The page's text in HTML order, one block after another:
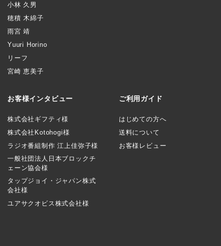
小林 久男
穂積 木綿子
雨宮 靖
Yuuri Horino
リーフ
宮崎 恵美子
お客様インタビュー
株式会社ギフティ様
株式会社Kotohogi様
ラジオ番組制作 江上佳弥子様
一般社団法人日本ブロックチ
ェーン協会様
タップジョイ・ジャパン株式
会社様
ユアサクオビス株式会社様
ご利用ガイド
はじめての方へ
送料について
お客様レビュー